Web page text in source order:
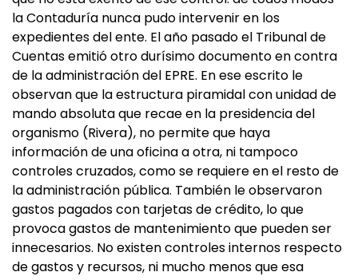
la Contaduría nunca pudo intervenir en los
expedientes del ente. El año pasado el Tribunal de
Cuentas emitió otro durísimo documento en contra
de la administración del EPRE. En ese escrito le
observan que la estructura piramidal con unidad de
mando absoluta que recae en la presidencia del
organismo (Rivera), no permite que haya
información de una oficina a otra, ni tampoco
controles cruzados, como se requiere en el resto de
la administración pública. También le observaron
gastos pagados con tarjetas de crédito, lo que
provoca gastos de mantenimiento que pueden ser
innecesarios. No existen controles internos respecto
de gastos y recursos, ni mucho menos que esa